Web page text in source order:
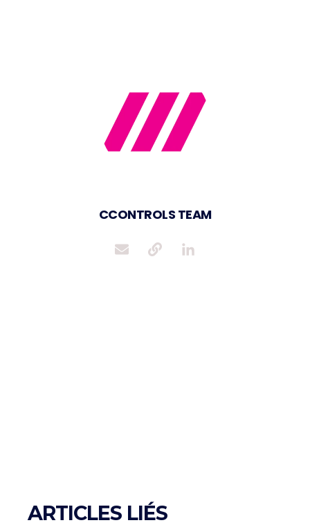
CCONTROLS TEAM
ARTICLES LIÉS